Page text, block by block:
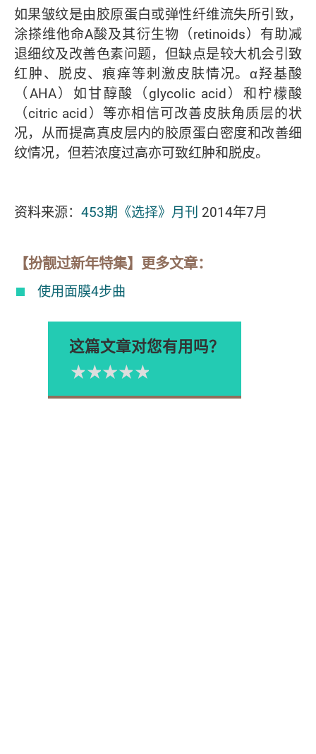
如果皱纹是由胶原蛋白或弹性纤维流失所引致，
涂搽维他命A酸及其衍生物（retinoids）有助减
退细纹及改善色素问题，但缺点是较大机会引致
红肿、脱皮、痕痒等刺激皮肤情况。α羟基酸
（AHA）如甘醇酸（glycolic acid）和柠檬酸
（citric acid）等亦相信可改善皮肤角质层的状
况，从而提高真皮层内的胶原蛋白密度和改善细
纹情况，但若浓度过高亦可致红肿和脱皮。
资料来源： 453期《选择》月刊 2014年7月
【扮靓过新年特集】更多文章：
使用面膜4步曲
这篇文章对您有用吗？
Please rate
4星
3星
2星
1星